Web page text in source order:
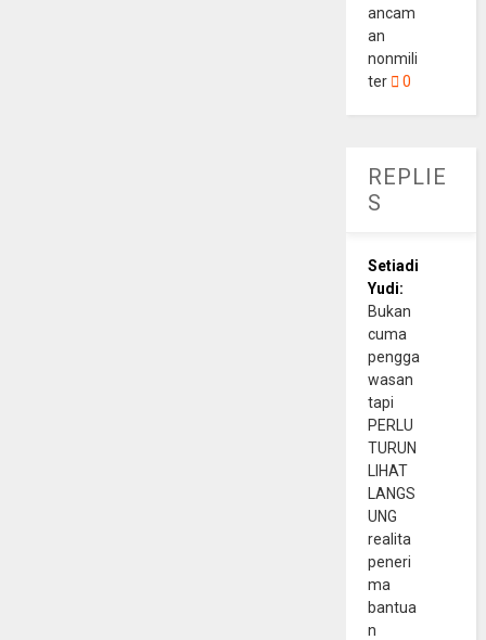
ancam
an
nonmili
ter
0
REPLIE
S
Setiadi
Yudi:
Bukan
cuma
pengga
wasan
tapi
PERLU
TURUN
LIHAT
LANGS
UNG
realita
peneri
ma
bantua
n